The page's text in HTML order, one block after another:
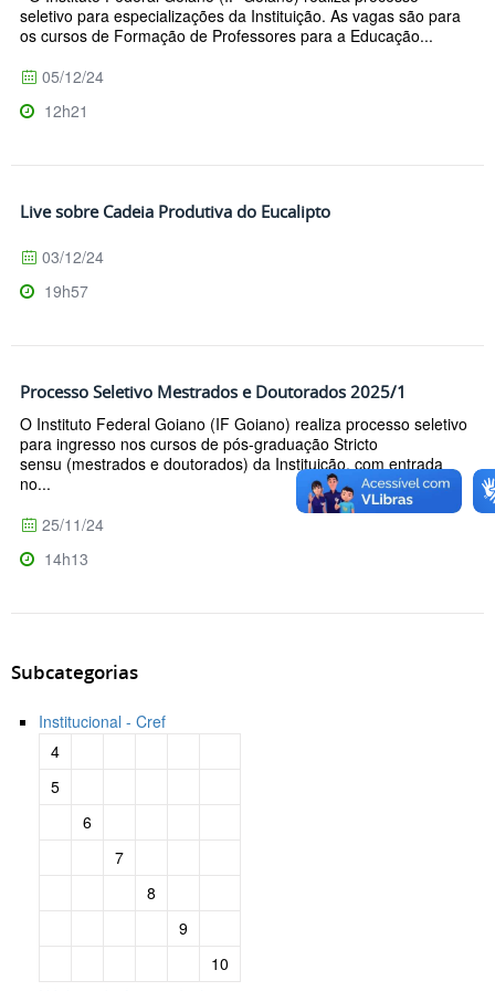
seletivo para especializações da Instituição. As vagas são para
os cursos de Formação de Professores para a Educação...
05/12/24
12h21
Live sobre Cadeia Produtiva do Eucalipto
03/12/24
19h57
Processo Seletivo Mestrados e Doutorados 2025/1
O Instituto Federal Goiano (IF Goiano) realiza processo seletivo
para ingresso nos cursos de pós-graduação Stricto
sensu (mestrados e doutorados) da Instituição, com entrada
no...
25/11/24
14h13
Subcategorias
Institucional - Cref
4
5
6
7
8
9
10